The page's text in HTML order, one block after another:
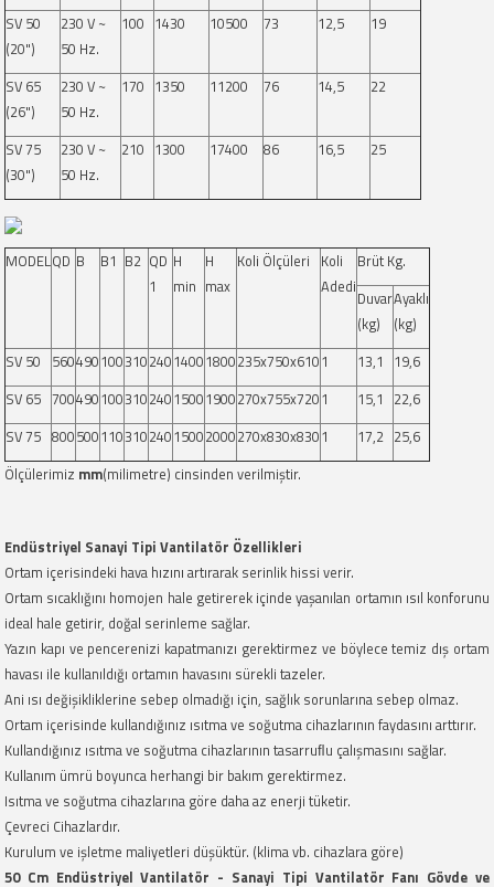
SV 50
(20")
230 V ~
50 Hz.
100 1430 10500 73 12,5 19
SV 65
(26")
230 V ~
50 Hz.
170 1350 11200 76 14,5 22
SV 75
(30")
230 V ~
50 Hz.
210 1300 17400 86 16,5 25
MODELQD B B1 B2 QD
1
H
min
H
max
Koli Ölçüleri Koli
Adedi
Brüt Kg.
Duvar
(kg)
Ayaklı
(kg)
SV 50 56049010031024014001800235x750x6101 13,1 19,6
SV 65 70049010031024015001900270x755x7201 15,1 22,6
SV 75 80050011031024015002000270x830x8301 17,2 25,6
Ölçülerimiz mm(milimetre) cinsinden verilmiştir.
Endüstriyel Sanayi Tipi Vantilatör Özellikleri
Ortam içerisindeki hava hızını artırarak serinlik hissi verir.
Ortam sıcaklığını homojen hale getirerek içinde yaşanılan ortamın ısıl konforunu
ideal hale getirir, doğal serinleme sağlar.
Yazın kapı ve pencerenizi kapatmanızı gerektirmez ve böylece temiz dış ortam
havası ile kullanıldığı ortamın havasını sürekli tazeler.
Ani ısı değişikliklerine sebep olmadığı için, sağlık sorunlarına sebep olmaz.
Ortam içerisinde kullandığınız ısıtma ve soğutma cihazlarının faydasını arttırır.
Kullandığınız ısıtma ve soğutma cihazlarının tasarruﬂu çalışmasını sağlar.
Kullanım ümrü boyunca herhangi bir bakım gerektirmez.
Isıtma ve soğutma cihazlarına göre daha az enerji tüketir.
Çevreci Cihazlardır.
Kurulum ve işletme maliyetleri düşüktür. (klima vb. cihazlara göre)
50 Cm Endüstriyel Vantilatör - Sanayi Tipi Vantilatör Fanı Gövde ve